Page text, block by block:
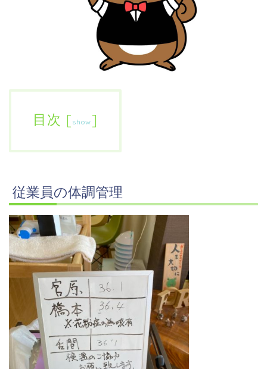
目次 [show]
従業員の体調管理